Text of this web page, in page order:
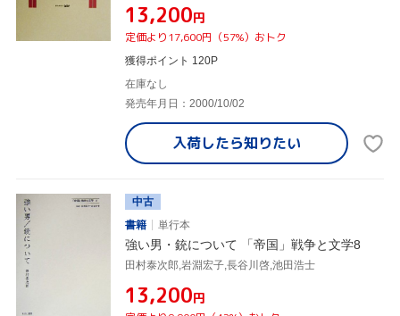
¥13,200円
定価より17,600円（57%）おトク
獲得ポイント 120P
在庫なし
発売年月日：2000/10/02
入荷したら知りたい
中古
書籍
単行本
強い男・銃について 「帝国」戦争と文学8
田村泰次郎,岩淵宏子,長谷川啓,池田浩士
¥13,200円